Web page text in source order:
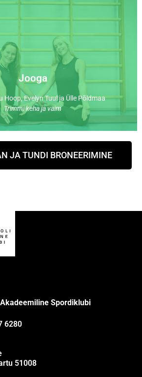
Jooga
Hoop, Evelyn Tuul ja Ülle Põldmaa
Trimmi keha ja vaim
Jooga
dünaamilisemal vinyasa jooga stiilil,
asendite, hingamise ja liikumise
Tund algab soojendusharjutuste ja
päikesetervitustega, millest
vastupidavust, tasakaalu ja liikuvust
venitava iseloomuga asanate
Tund lõppeb lõdvestusega.
JA TUNDI BRONEERIMINE
Spordiklubi
6280
51008